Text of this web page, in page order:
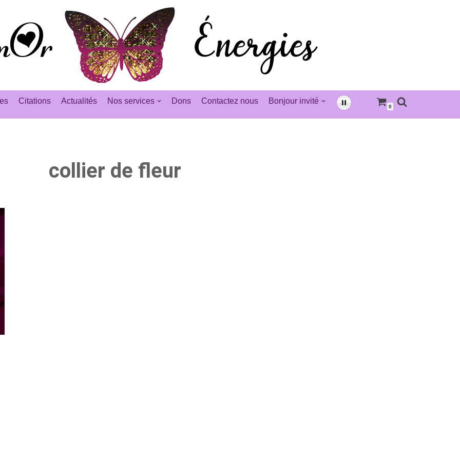
Citations Actualités Nos services Dons Contactez nous Bonjour invité
0
collier de fleur